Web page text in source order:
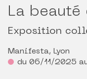
La
Exposition
Manifesta, Lyon
du 06/11/2025